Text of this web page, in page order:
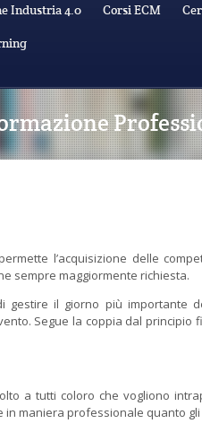
Industria 4.0 Corsi ECM
l’acquisizione delle
sempre maggiormente richiesta.
gestire il giorno più importante
Segue la coppia dal
a tutti coloro che vogliono
in maniera professionale quanto